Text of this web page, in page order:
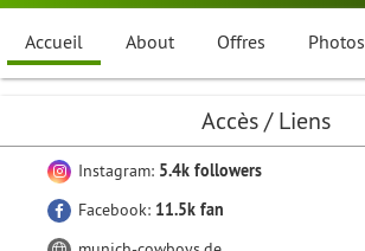
Accueil About Offres Photos
Accès / Liens
Instagram: 5.4k followers
Facebook: 11.5k fan